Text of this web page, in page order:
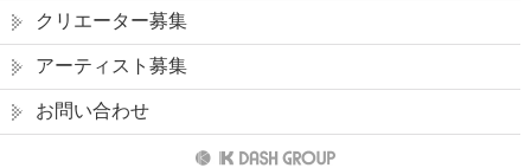
クリエーター募集
アーティスト募集
お問い合わせ